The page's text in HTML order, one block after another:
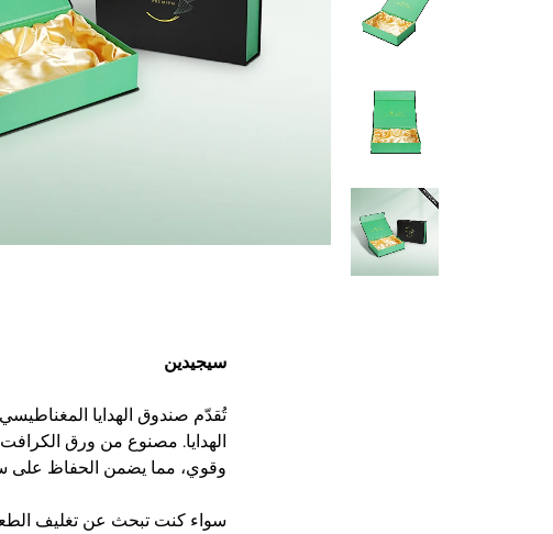
سيجيدين
الهدايا. مصنوع من ورق الكرافت
وقوي، مما يضمن الحفاظ على